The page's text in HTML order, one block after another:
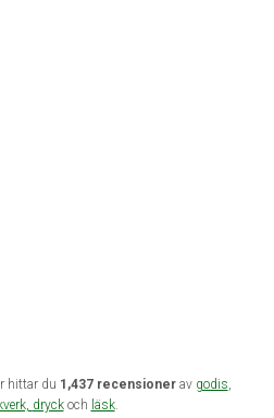
hittar du 1,437 recensionerav godis,
dryckoch läsk.